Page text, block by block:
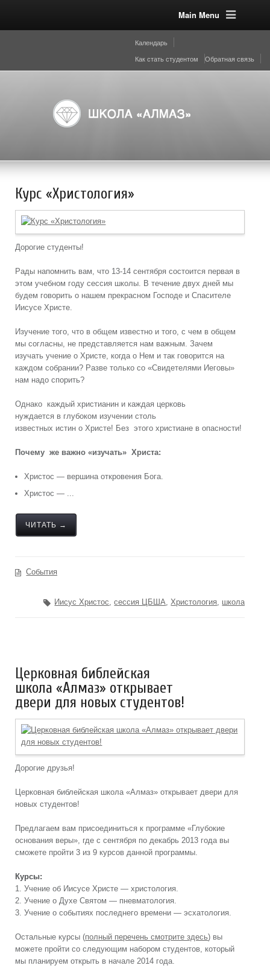
Main Menu
Календарь
Как стать студентом
Обратная связь
Курс «Христология»
Дорогие студенты!
Рады напомнить вам, что 13-14 сентября состоится первая в
этом учебном году сессия школы. В течение двух дней мы
будем говорить о нашем прекрасном Господе и Спасителе
Иисусе Христе.
Изучение того, что в общем известно и того, с чем в общем
мы согласны, не представляется нам важным. Зачем
изучать учение о Христе, когда о Нем и так говорится на
каждом собрании? Разве только со «Свидетелями Иеговы»
нам надо спорить?
Однако каждый христианин и каждая церковь
нуждается в глубоком изучении столь
известных истин о Христе! Без этого христиане в опасности!
Почему же важно «изучать» Христа:
Христос — вершина откровения Бога.
Христос — ...
ЧИТАТЬ →
События
Иисус Христос,сессия ЦБША,Христология, школа
Церковная библейская
школа «Алмаз» открывает
двери для новых студентов!
Дорогие друзья!
Церковная библейская школа «Алмаз» открывает двери для
новых студентов!
Предлагаем вам присоединиться к программе «Глубокие
основания веры», где с сентября по декабрь 2013 года вы
сможете пройти 3 из 9 курсов данной программы.
Курсы:
1. Учение об Иисусе Христе — христология.
2. Учение о Духе Святом — пневматология.
3. Учение о событиях последнего времени — эсхатология.
Остальные курсы (полный перечень смотрите здесь) вы
можете пройти со следующим набором студентов, который
мы планируем открыть в начале 2014 года.